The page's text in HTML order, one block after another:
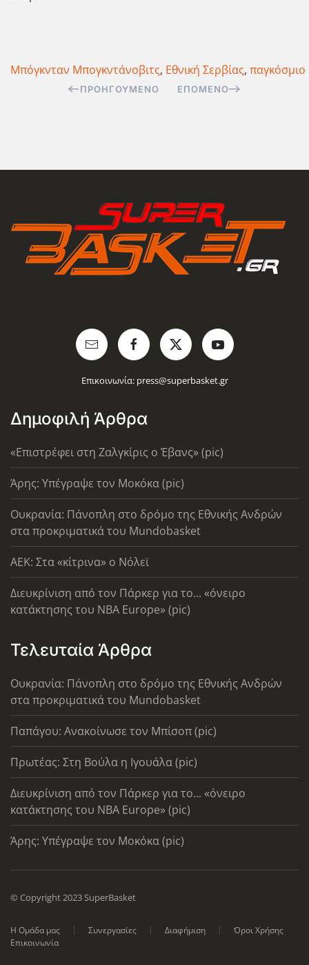
Μπόγκνταν Μπογκντάνοβιτς, Εθνική Σερβίας,
ΠΡΟΗΓΟΎΜΕΝΟ ΕΠΌΜΕΝΟ
Επικοινωνία: press@superbasket.gr
Δημοφιλή Άρθρα
«Επιστρέφει στη Ζαλγκίρις ο Έβανς» (pic)
Άρης: Υπέγραψε τον Μοκόκα (pic)
Ουκρανία: Πάνοπλη στο δρόμο της Εθνικής Ανδρών
στα προκριματικά του Mundobasket
AEK: Στα «κίτρινα» ο Νόλεϊ
Διευκρίνιση από τον Πάρκερ για το... «όνειρο
κατάκτησης του ΝΒΑ Europe» (pic)
Τελευταία Άρθρα
Ουκρανία: Πάνοπλη στο δρόμο της Εθνικής Ανδρών
στα προκριματικά του Mundobasket
Παπάγου: Ανακοίνωσε τον Μπίσοπ (pic)
Πρωτέας: Στη Βούλα η Ιγουάλα (pic)
Διευκρίνιση από τον Πάρκερ για το... «όνειρο
κατάκτησης του ΝΒΑ Europe» (pic)
Άρης: Υπέγραψε τον Μοκόκα (pic)
© Copyright 2023 SuperBasket
Η Ομάδα μας Συνεργασίες Διαφήμιση
Όροι Χρήσης
Επικοινωνία